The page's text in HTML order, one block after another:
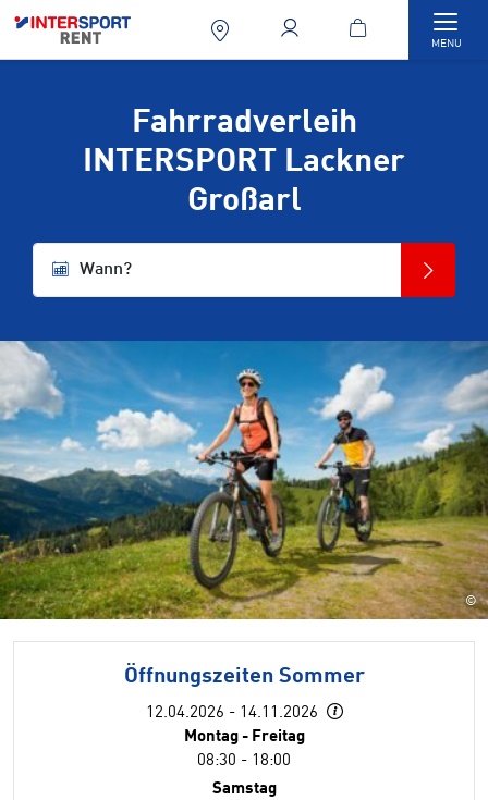
MENU
Fahrradverleih
INTERSPORT Lackner
Großarl
Wann?
©
Öffnungszeiten Sommer
12.04.2026 - 14.11.2026
Montag - Freitag
08:30 - 18:00
Samstag